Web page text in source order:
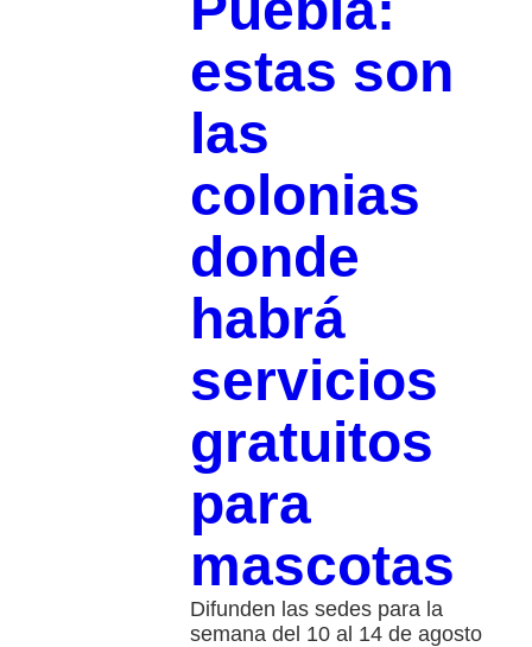
estas son
las
colonias
donde
habrá
servicios
gratuitos
para
mascotas
Difunden las sedes para la
semana del 10 al 14 de agosto